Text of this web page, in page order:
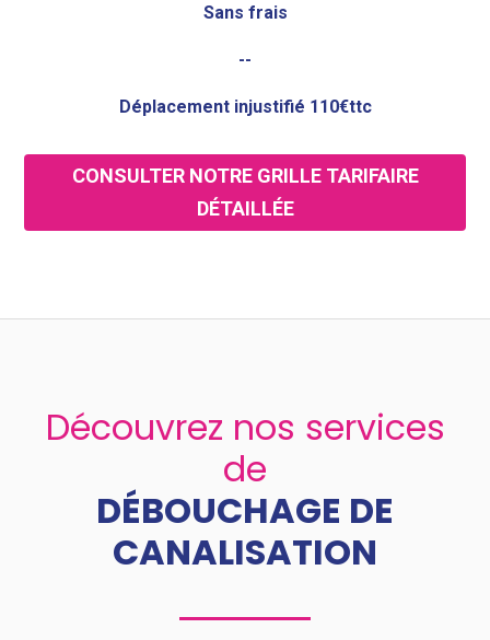
Sans frais
--
Déplacement injustifié 110€ttc
CONSULTER NOTRE GRILLE TARIFAIRE
DÉTAILLÉE
Découvrez nos services
de
DÉBOUCHAGE DE
CANALISATION